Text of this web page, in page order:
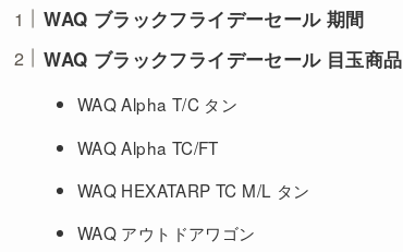
WAQ ブラックフライデーセール 期間
WAQ ブラックフライデーセール 目玉商品
WAQ Alpha T/C タン
WAQ Alpha TC/FT
WAQ HEXATARP TC M/L タン
WAQ アウトドアワゴン